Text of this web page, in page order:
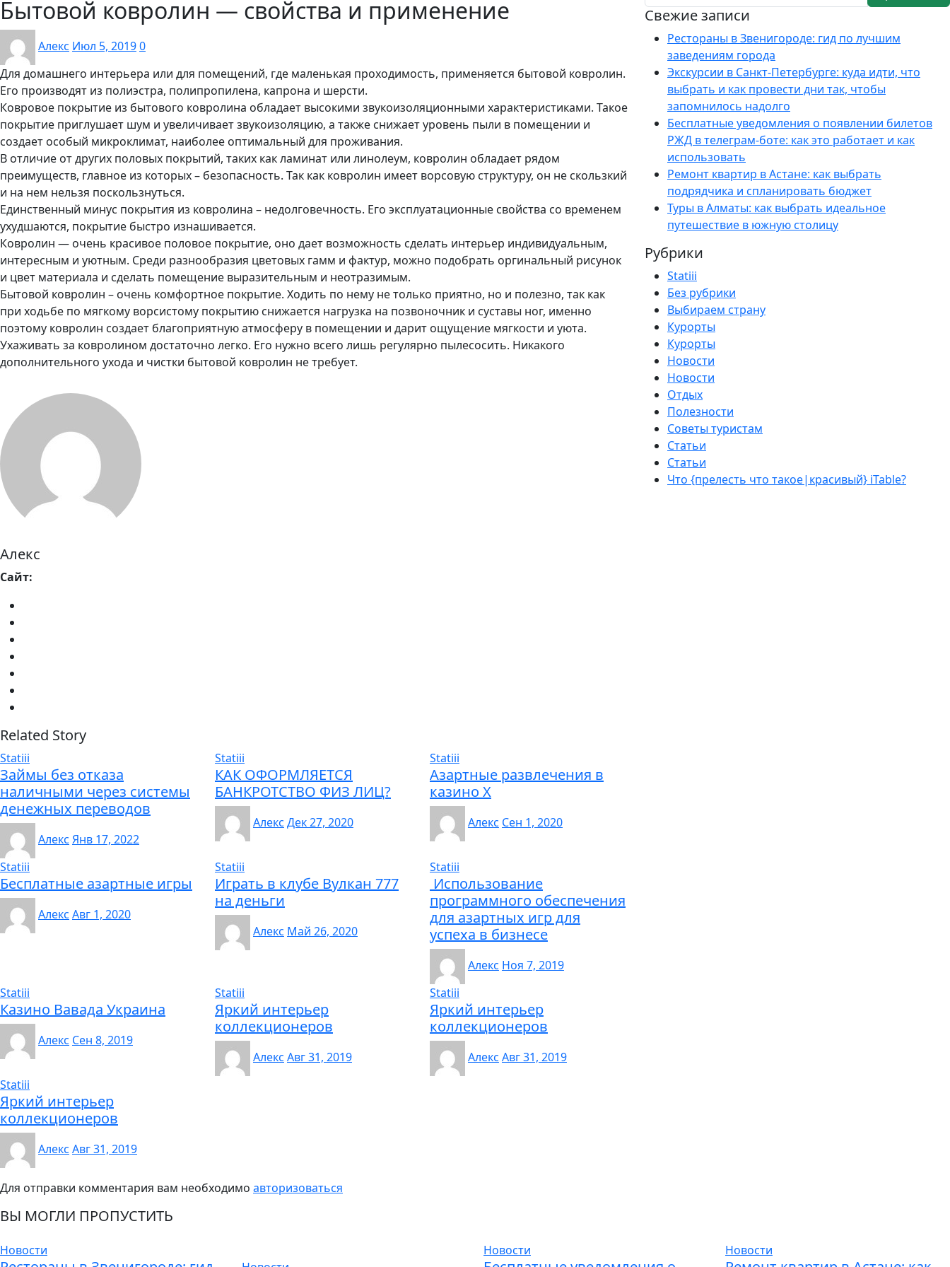
Бытовой ковролин — свойства и применение
Алекс Июл 5, 20190
Для домашнего интерьера или для помещений, где маленькая проходимость, применяется бытовой ковролин.
Его производят из полиэстра, полипропилена, капрона и шерсти.
Ковровое покрытие из бытового ковролина обладает высокими звукоизоляционными характеристиками. Такое
покрытие приглушает шум и увеличивает звукоизоляцию, а также снижает уровень пыли в помещении и
создает особый микроклимат, наиболее оптимальный для проживания.
В отличие от других половых покрытий, таких как ламинат или линолеум, ковролин обладает рядом
преимуществ, главное из которых – безопасность. Так как ковролин имеет ворсовую структуру, он не скользкий
и на нем нельзя поскользнуться.
Единственный минус покрытия из ковролина – недолговечность. Его эксплуатационные свойства со временем
ухудшаются, покрытие быстро изнашивается.
Ковролин — очень красивое половое покрытие, оно дает возможность сделать интерьер индивидуальным,
интересным и уютным. Среди разнообразия цветовых гамм и фактур, можно подобрать оргинальный рисунок
и цвет материала и сделать помещение выразительным и неотразимым.
Бытовой ковролин – очень комфортное покрытие. Ходить по нему не только приятно, но и полезно, так как
при ходьбе по мягкому ворсистому покрытию снижается нагрузка на позвоночник и суставы ног, именно
поэтому ковролин создает благоприятную атмосферу в помещении и дарит ощущение мягкости и уюта.
Ухаживать за ковролином достаточно легко. Его нужно всего лишь регулярно пылесосить. Никакого
дополнительного ухода и чистки бытовой ковролин не требует.
Алекс
Сайт:
Related Story
Statiii
Займы без отказа
наличными через системы
денежных переводов
Алекс Янв 17, 2022
Statiii
КАК ОФОРМЛЯЕТСЯ
БАНКРОТСТВО ФИЗ ЛИЦ?
Алекс Дек 27, 2020
Statiii
Азартные развлечения в
казино Х
Алекс Сен 1, 2020
Statiii
Бесплатные азартные игры
Алекс Авг 1, 2020
Statiii
Играть в клубе Вулкан 777
на деньги
Алекс Май 26, 2020
Statiii
Использование
программного обеспечения
для азартных игр для
успеха в бизнесе
Алекс Ноя 7, 2019
Statiii
Казино Вавада Украина
Алекс Сен 8, 2019
Statiii
Яркий интерьер
коллекционеров
Алекс Авг 31, 2019
Statiii
Яркий интерьер
коллекционеров
Алекс Авг 31, 2019
Statiii
Яркий интерьер
коллекционеров
Алекс Авг 31, 2019
Для отправки комментария вам необходимо авторизоваться
Свежие записи
Рестораны в Звенигороде: гид по лучшим
заведениям города
Экскурсии в Санкт-Петербурге: куда идти, что
выбрать и как провести дни так, чтобы
запомнилось надолго
Бесплатные уведомления о появлении билетов
РЖД в телеграм-боте: как это работает и как
использовать
Ремонт квартир в Астане: как выбрать
подрядчика и спланировать бюджет
Туры в Алматы: как выбрать идеальное
путешествие в южную столицу
Рубрики
Statiii
Без рубрики
Выбираем страну
Курорты
Курорты
Новости
Новости
Отдых
Полезности
Советы туристам
Статьи
Статьи
Что {прелесть что такое|красивый} iTable?
ВЫ МОГЛИ ПРОПУСТИТЬ
Новости Новости Новости